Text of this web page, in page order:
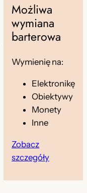
Możliwa
wymiana
barterowa
Wymienię na:
Elektronikę
Obiektywy
Monety
Inne
Zobacz
szczegóły